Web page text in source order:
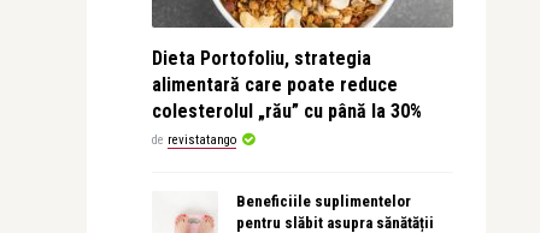
Dieta Portofoliu, strategia
alimentară care poate reduce
colesterolul „rău” cu până la 30%
de revistatango
Beneficiile suplimentelor
pentru slăbit asupra sănătății